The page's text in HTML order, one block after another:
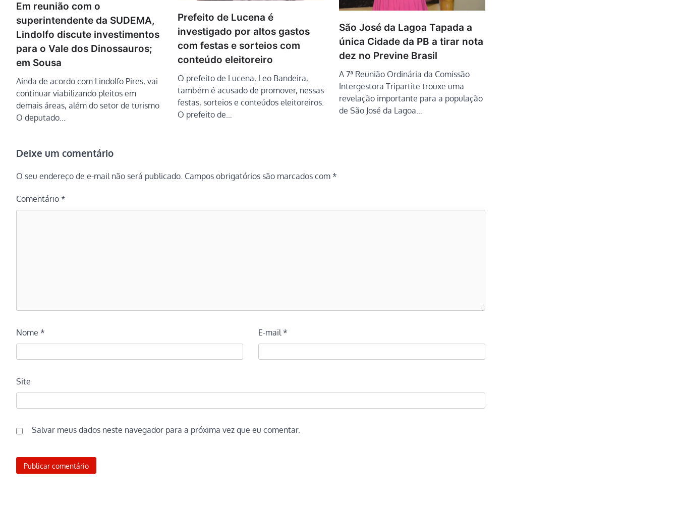
Em reunião com o
superintendente da SUDEMA,
Lindolfo discute investimentos
para o Vale dos Dinossauros;
em Sousa
Ainda de acordo com Lindolfo Pires, vai
continuar viabilizando pleitos em
demais áreas, além do setor de turismo
O deputado…
Prefeito de Lucena é
investigado por altos gastos
com festas e sorteios com
conteúdo eleitoreiro
O prefeito de Lucena, Leo Bandeira,
também é acusado de promover, nessas
festas, sorteios e conteúdos eleitoreiros.
O prefeito de…
São José da Lagoa Tapada a
única Cidade da PB a tirar nota
dez no Previne Brasil
A 7ª Reunião Ordinária da Comissão
Intergestora Tripartite trouxe uma
revelação importante para a população
de São José da Lagoa…
Deixe um comentário
O seu endereço de e-mail não será publicado. Campos obrigatórios são marcados com *
Comentário *
Nome * E-mail*
Site
Salvar meus dados neste navegador para a próxima vez que eu comentar.